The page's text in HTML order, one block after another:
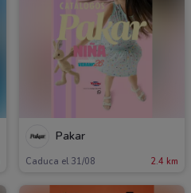
Pakar
Caduca el 31/08 2.4 km